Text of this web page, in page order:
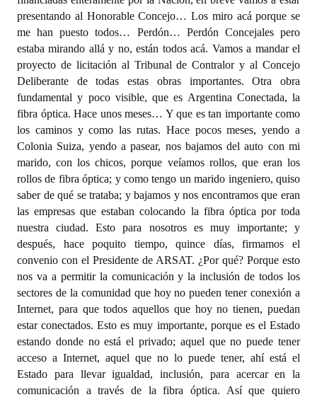
presentando al Honorable Concejo… Los miro acá porque se
me han puesto todos… Perdón… Perdón Concejales pero
estaba mirando allá y no, están todos acá. Vamos a mandar el
proyecto de licitación al Tribunal de Contralor y al Concejo
Deliberante de todas estas obras importantes. Otra obra
fundamental y poco visible, que es Argentina Conectada, la
fibra óptica. Hace unos meses… Y que es tan importante como
los caminos y como las rutas. Hace pocos meses, yendo a
Colonia Suiza, yendo a pasear, nos bajamos del auto con mi
marido, con los chicos, porque veíamos rollos, que eran los
rollos de fibra óptica; y como tengo un marido ingeniero, quiso
saber de qué se trataba; y bajamos y nos encontramos que eran
las empresas que estaban colocando la fibra óptica por toda
nuestra ciudad. Esto para nosotros es muy importante; y
después, hace poquito tiempo, quince días, firmamos el
convenio con el Presidente de ARSAT. ¿Por qué? Porque esto
nos va a permitir la comunicación y la inclusión de todos los
sectores de la comunidad que hoy no pueden tener conexión a
Internet, para que todos aquellos que hoy no tienen, puedan
estar conectados. Esto es muy importante, porque es el Estado
estando donde no está el privado; aquel que no puede tener
acceso a Internet, aquel que no lo puede tener, ahí está el
Estado para llevar igualdad, inclusión, para acercar en la
comunicación a través de la fibra óptica. Así que quiero